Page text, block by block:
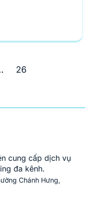
26
cung cấp dịch vụ
đa kênh.
Chánh Hưng,